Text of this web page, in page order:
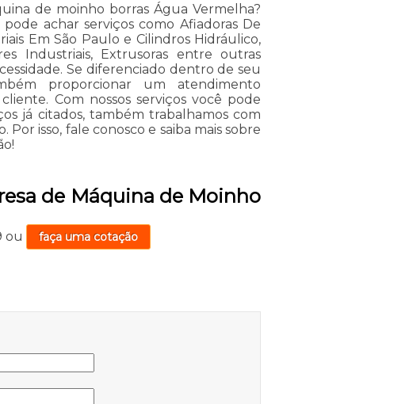
de moinho borras Água Vermelha?
achar serviços como Afiadoras De
Em São Paulo e Cilindros Hidráulico,
Industriais, Extrusoras entre outras
Se diferenciado dentro de seu
proporcionar um atendimento
Com nossos serviços você pode
já citados, também trabalhamos com
isso, fale conosco e saiba mais sobre
de Máquina de Moinho
ou faça uma cotação